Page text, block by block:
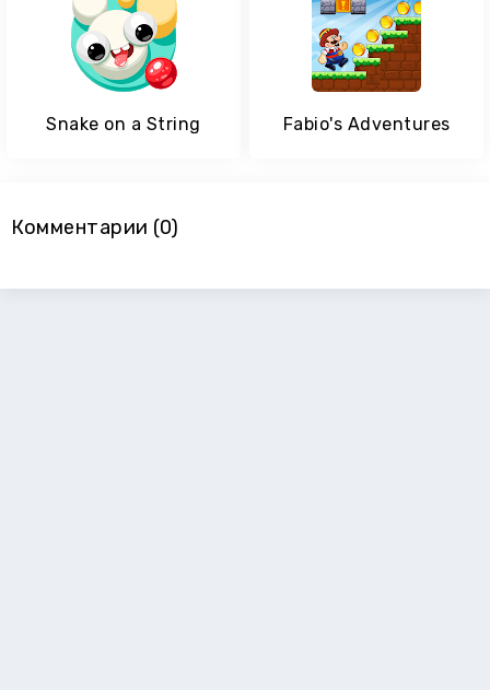
Snake on a String Fabio's Adventures
Комментарии (0)